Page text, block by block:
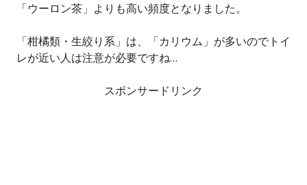
「ウーロン茶」よりも高い頻度となりました。
「柑橘類・生絞り系」は、「カリウム」が多いのでトイ
レが近い人は注意が必要ですね…
スポンサードリンク